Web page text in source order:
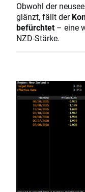
Obwohl der
glänzt, fällt der
befürchtet– eine
NZD-Stärke.